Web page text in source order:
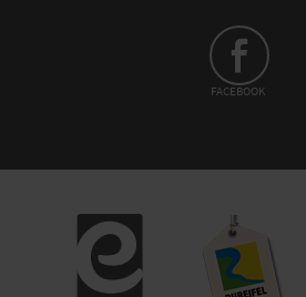
FACEBOOK